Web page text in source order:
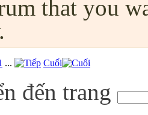
that you
... Cuối
đến trang